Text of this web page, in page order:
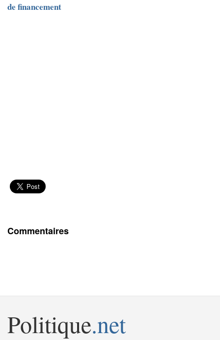
de financement
Commentaires
Politique.net